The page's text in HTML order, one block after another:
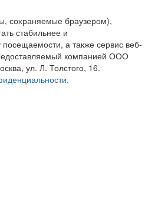
сохраняемые браузером),
стабильнее и
посещаемости, а также сервис веб-
компанией ООО
ул. Л. Толстого, 16.